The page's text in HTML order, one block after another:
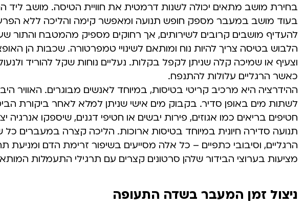
בחירת מושב מתאים יכולה לשנות דרמטית את חוויית הטיסה. מושב ליד
בעוד מושב במעבר מספק חופש תנועה ומאפשר קימה והליכה ללא
להעדיף מושבים קרובים לשירותים, אך רחוקים מספיק מהמטבח והתור
הלבוש בטיסה צריך להיות נוח ומותאם לשינויי טמפרטורה. שכבות הן
וצעיף או שמיכה קלה שניתן לקפל בקלות. נעליים נוחות שקל להוריד
כאשר הרגליים עלולות להתנפח.
ההידרציה היא מרכיב קריטי בטיסות, במיוחד לאנשים מבוגרים. האוויר
לשתות מים באופן סדיר. בקבוק מים אישי שניתן למלא לאחר ביקורת
חטיפים בריאים כמו אגוזים, פירות יבשים או חטיפי דגנים, שיספקו
תנועה סדירה חיונית במיוחד בטיסות ארוכות. הליכה קצרה במעברים כל
הרגליים, וסיבובי כתפיים – כל אלה מסייעים בשיפור זרימת הדם ומניעת
מציעות בערוצי הבידור שלהן סרטונים קצרים עם תרגילי התעמלות
ניצול זמן המעבר בשדה התעופה